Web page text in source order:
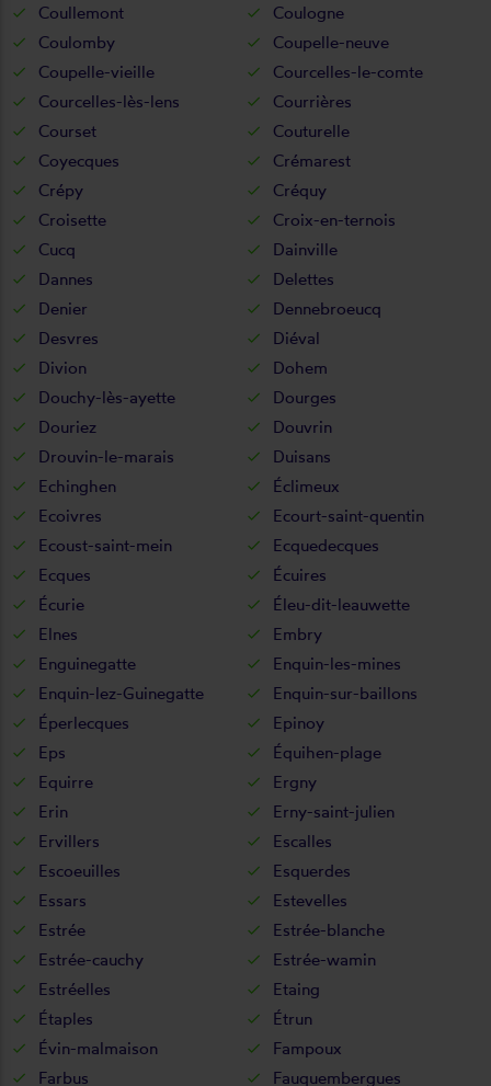
Coullemont
Coulogne
Coulomby
Coupelle-neuve
Coupelle-vieille
Courcelles-le-comte
Courcelles-lès-lens
Courrières
Courset
Couturelle
Coyecques
Crémarest
Crépy
Créquy
Croisette
Croix-en-ternois
Cucq
Dainville
Dannes
Delettes
Denier
Dennebroeucq
Desvres
Diéval
Divion
Dohem
Douchy-lès-ayette
Dourges
Douriez
Douvrin
Drouvin-le-marais
Duisans
Echinghen
Éclimeux
Ecoivres
Ecourt-saint-quentin
Ecoust-saint-mein
Ecquedecques
Ecques
Écuires
Écurie
Éleu-dit-leauwette
Elnes
Embry
Enguinegatte
Enquin-les-mines
Enquin-lez-Guinegatte
Enquin-sur-baillons
Éperlecques
Epinoy
Eps
Équihen-plage
Equirre
Ergny
Erin
Erny-saint-julien
Ervillers
Escalles
Escoeuilles
Esquerdes
Essars
Estevelles
Estrée
Estrée-blanche
Estrée-cauchy
Estrée-wamin
Estréelles
Etaing
Étaples
Étrun
Évin-malmaison
Fampoux
Farbus
Fauquembergues